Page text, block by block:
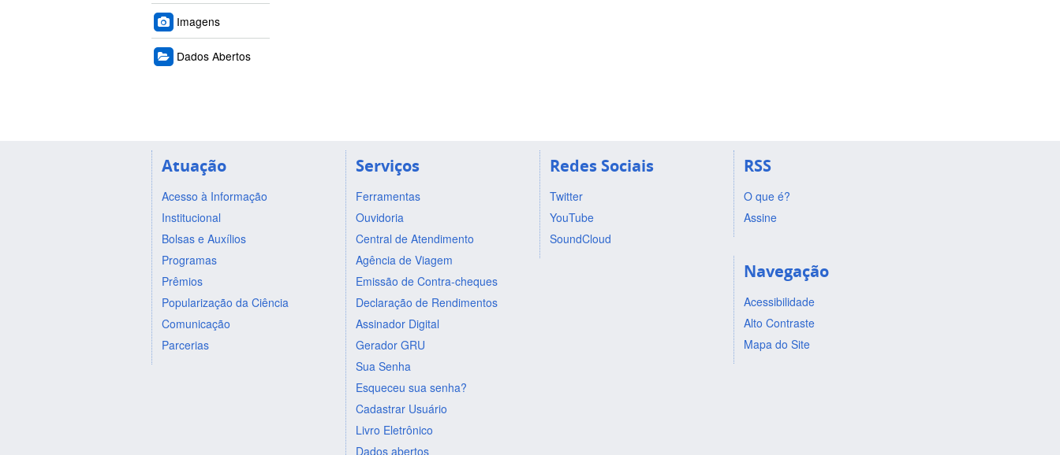
Imagens
Dados Abertos
Atuação
Acesso à Informação
Institucional
Bolsas e Auxílios
Programas
Prêmios
Popularização da Ciência
Comunicação
Parcerias
Serviços
Ferramentas
Ouvidoria
Central de Atendimento
Agência de Viagem
Emissão de Contra-cheques
Declaração de Rendimentos
Assinador Digital
Gerador GRU
Sua Senha
Esqueceu sua senha?
Cadastrar Usuário
Livro Eletrônico
Dados abertos
Redes Sociais
Twitter
YouTube
SoundCloud
RSS
O que é?
Assine
Navegação
Acessibilidade
Alto Contraste
Mapa do Site